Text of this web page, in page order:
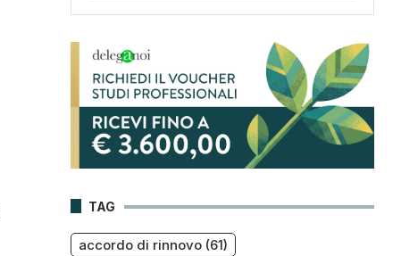
TAG
accordo di rinnovo(61)